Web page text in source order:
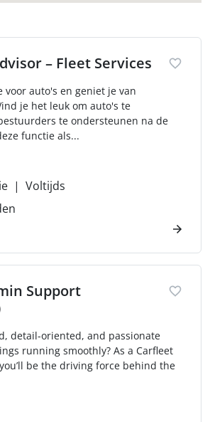
– Fleet Services
voor auto's en geniet je van
je het leuk om auto's te
te ondersteunen na de
functie als...
Voltijds
Support
detail-oriented, and passionate
running smoothly? As a Carfleet
be the driving force behind the